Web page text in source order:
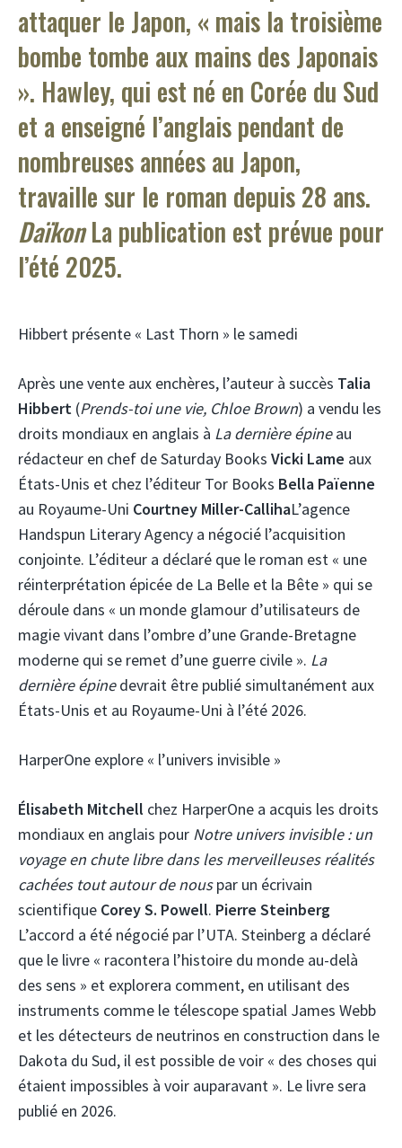
attaquer le Japon, « mais la troisième
bombe tombe aux mains des Japonais
». Hawley, qui est né en Corée du Sud
et a enseigné l’anglais pendant de
nombreuses années au Japon,
travaille sur le roman depuis 28 ans.
DaïkonLa publication est prévue pour
l’été 2025.
Hibbert présente « Last Thorn » le samedi
Après une vente aux enchères, l’auteur à succès Talia
Hibbert (Prends-toi une vie, Chloe Brown) a vendu les
droits mondiaux en anglais à La dernière épineau
rédacteur en chef de Saturday Books Vicki Lame aux
États-Unis et chez l’éditeur Tor Books Bella Païenne
au Royaume-Uni Courtney Miller-CallihaL’agence
Handspun Literary Agency a négocié l’acquisition
conjointe. L’éditeur a déclaré que le roman est « une
réinterprétation épicée de La Belle et la Bête » qui se
déroule dans « un monde glamour d’utilisateurs de
magie vivant dans l’ombre d’une Grande-Bretagne
moderne qui se remet d’une guerre civile ». La
dernière épinedevrait être publié simultanément aux
États-Unis et au Royaume-Uni à l’été 2026.
HarperOne explore « l’univers invisible »
Élisabeth Mitchell chez HarperOne a acquis les droits
mondiaux en anglais pour Notre univers invisible : un
voyage en chute libre dans les merveilleuses réalités
cachées tout autour de nouspar un écrivain
scientifique Corey S. Powell. Pierre Steinberg
L’accord a été négocié par l’UTA. Steinberg a déclaré
que le livre « racontera l’histoire du monde au-delà
des sens » et explorera comment, en utilisant des
instruments comme le télescope spatial James Webb
et les détecteurs de neutrinos en construction dans le
Dakota du Sud, il est possible de voir « des choses qui
étaient impossibles à voir auparavant ». Le livre sera
publié en 2026.